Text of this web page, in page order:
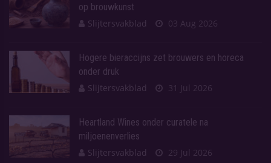
op brouwkunst
Slijtersvakblad
03 Aug 2026
Hogere bieraccijns zet brouwers en horeca
onder druk
Slijtersvakblad
31 Jul 2026
Heartland Wines onder curatele na
miljoenenverlies
Slijtersvakblad
29 Jul 2026